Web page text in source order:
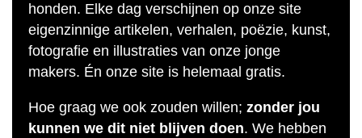
honden. Elke dag verschijnen op onze site
eigenzinnige artikelen, verhalen, poëzie, kunst,
fotografie en illustraties van onze jonge
makers. Én onze site is helemaal gratis.
Hoe graag we ook zouden willen; zonder jou
kunnen we dit niet blijven doen. We hebben